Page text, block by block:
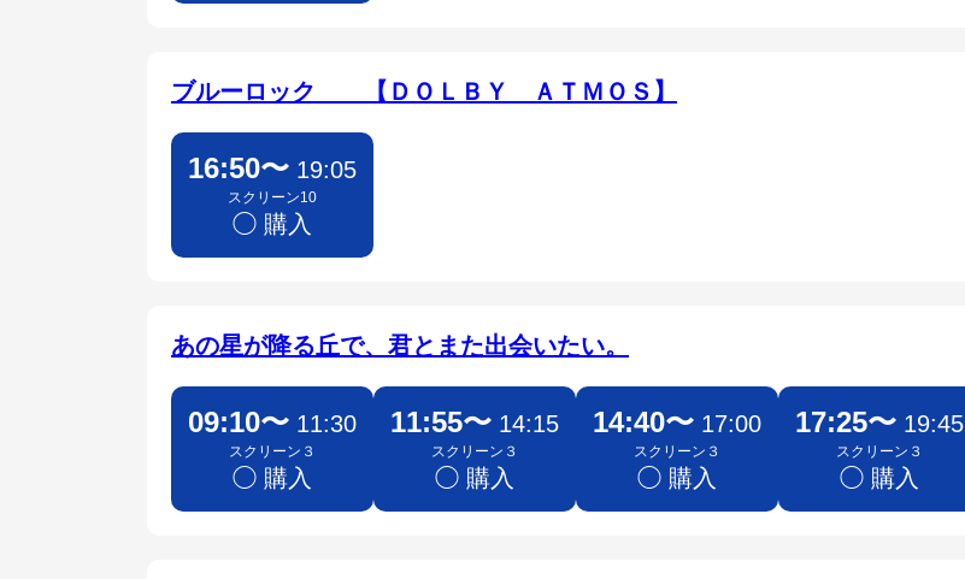
ブルーロック 【ＤＯＬＢＹ ＡＴＭＯＳ】
16:50〜 19:05
スクリーン10
◯ 購入
あの星が降る丘で、君とまた出会いたい。
09:10〜 11:30
スクリーン３
◯ 購入
11:55〜 14:15
スクリーン３
◯ 購入
14:40〜 17:00
スクリーン３
◯ 購入
17:25〜 19:45
スクリーン３
◯ 購入